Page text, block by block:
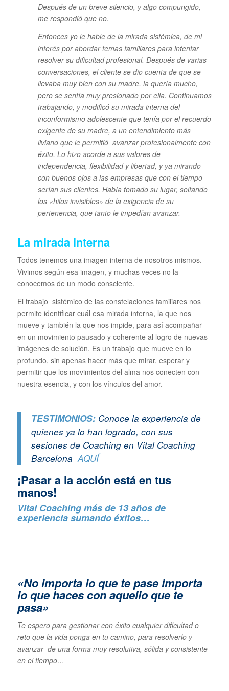
Después de un breve silencio, y algo compungido,
me respondió que no.
Entonces yo le hable de la mirada sistémica, de mi
interés por abordar temas familiares para intentar
resolver su dificultad profesional. Después de varias
conversaciones, el cliente se dio cuenta de que se
llevaba muy bien con su madre, la quería mucho,
pero se sentía muy presionado por ella. Continuamos
trabajando, y modificó su mirada interna del
inconformismo adolescente que tenía por el recuerdo
exigente de su madre, a un entendimiento más
liviano que le permitió avanzar profesionalmente con
éxito. Lo hizo acorde a sus valores de
independencia, flexibilidad y libertad, y ya mirando
con buenos ojos a las empresas que con el tiempo
serían sus clientes. Había tomado su lugar, soltando
los «hilos invisibles» de la exigencia de su
pertenencia, que tanto le impedían avanzar.
La mirada interna
Todos tenemos una imagen interna de nosotros mismos.
Vivimos según esa imagen, y muchas veces no la
conocemos de un modo consciente.
El trabajo sistémico de las constelaciones familiares nos
permite identificar cuál esa mirada interna, la que nos
mueve y también la que nos impide, para así acompañar
en un movimiento pausado y coherente al logro de nuevas
imágenes de solución. Es un trabajo que mueve en lo
profundo, sin apenas hacer más que mirar, esperar y
permitir que los movimientos del alma nos conecten con
nuestra esencia, y con los vínculos del amor.
TESTIMONIOS:Conoce la experiencia de
quienes ya lo han logrado, con sus
sesiones de Coaching en Vital Coaching
Barcelona AQUÍ
¡Pasar a la acción está en tus
manos!
Vital Coaching más de 13 años de
experiencia sumando éxitos…
«No importa lo que te pase importa
lo que haces con aquello que te
pasa»
Te espero para gestionar con éxito cualquier dificultad o
reto que la vida ponga en tu camino, para resolverlo y
avanzar de una forma muy resolutiva, sólida y consistente
en el tiempo…